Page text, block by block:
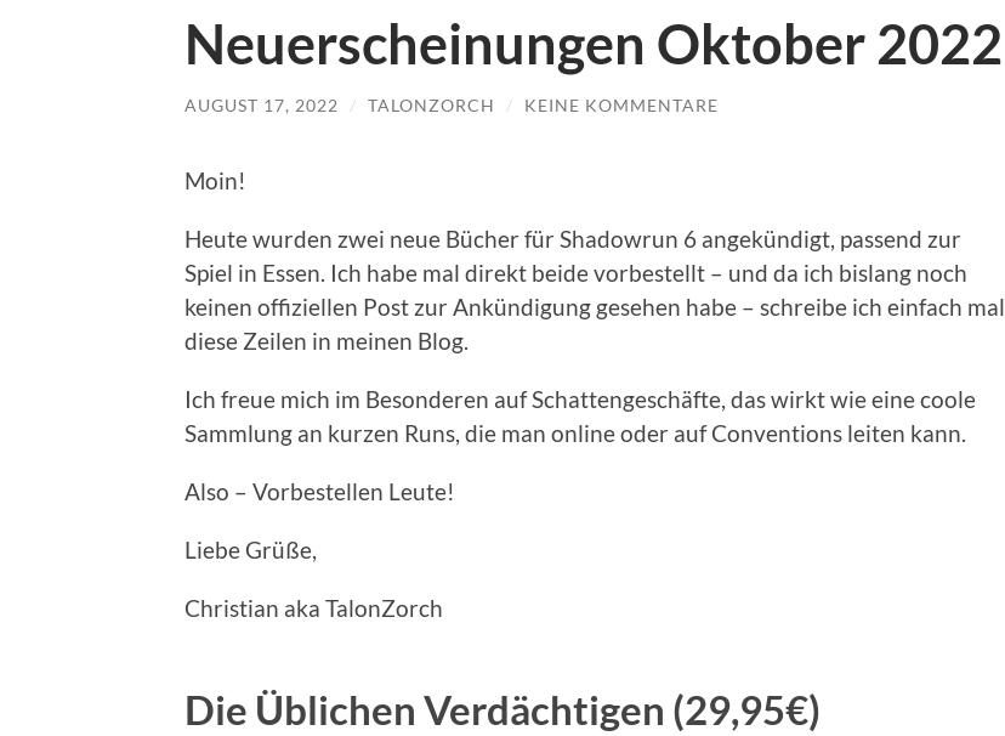
Neuerscheinungen Oktober 2022
AUGUST 17, 2022 / TALONZORCH / KEINE KOMMENTARE
Moin!
Heute wurden zwei neue Bücher für Shadowrun 6 angekündigt, passend zur
Spiel in Essen. Ich habe mal direkt beide vorbestellt – und da ich bislang noch
keinen offiziellen Post zur Ankündigung gesehen habe – schreibe ich einfach mal
diese Zeilen in meinen Blog.
Ich freue mich im Besonderen auf Schattengeschäfte, das wirkt wie eine coole
Sammlung an kurzen Runs, die man online oder auf Conventions leiten kann.
Also – Vorbestellen Leute!
Liebe Grüße,
Christian aka TalonZorch
Die Üblichen Verdächtigen (29,95€)